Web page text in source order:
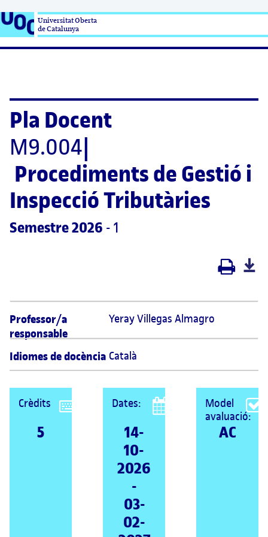
Universitat Oberta
de Catalunya
Pla Docent
M9.004
Procediments de Gestió i
Inspecció Tributàries
Semestre 2026 - 1
Professor/a
responsable
Yeray Villegas Almagro
Idiomes de docència Català
Crèdits
5
Dates:
14-
10-
2026
-
03-
02-
Model
avaluació:
AC